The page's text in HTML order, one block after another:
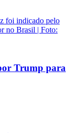
Trump para